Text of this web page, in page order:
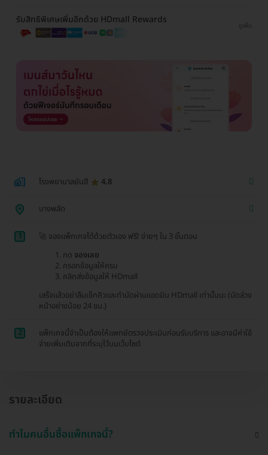
รับสิทธิพิเศษเพิ่มอีกด้วย HDmall Rewards
ดูเพิ่ม
โรงพยาบาลยันฮี 4.8
บางพลัด
1
🚀 จองแพ็กเกจได้ด้วยตัวเอง ฟรี! ง่ายๆ ใน 3 ขั้นตอน
กด จองเลย
กรอกข้อมูลให้ครบ
คลิกส่งข้อมูลให้ HDmall
เสร็จแล้วอย่าลืมเช็กคิวและทำนัดผ่านแอดมิน HDmall เท่านั้นนะ (นัดล่วง
หน้าอย่างน้อย 24 ชม.)
2
แพ็กเกจนี้จำเป็นต้องให้แพทย์ตรวจประเมินก่อนรับบริการ และอาจมีค่าใช้
จ่ายเพิ่มเติมจากที่ระบุไว้บนเว็บไซต์
รายละเอียด
ทำไมคนอื่นซื้อแพ็กเกจนี้?